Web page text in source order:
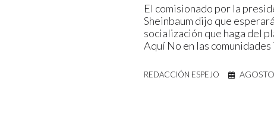
El comisionado por la
Sheinbaum dijo que
socialización que haga del
Aquí No en las
REDACCIÓN ESPEJO